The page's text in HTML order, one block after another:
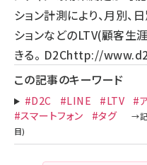
ション計測により、月別、
ションなどのLTV(顧客生
きる。 D2Chttp://
この記事のキーワード
#D2C #LINE #LTV #
#スマートフォン
#タグ